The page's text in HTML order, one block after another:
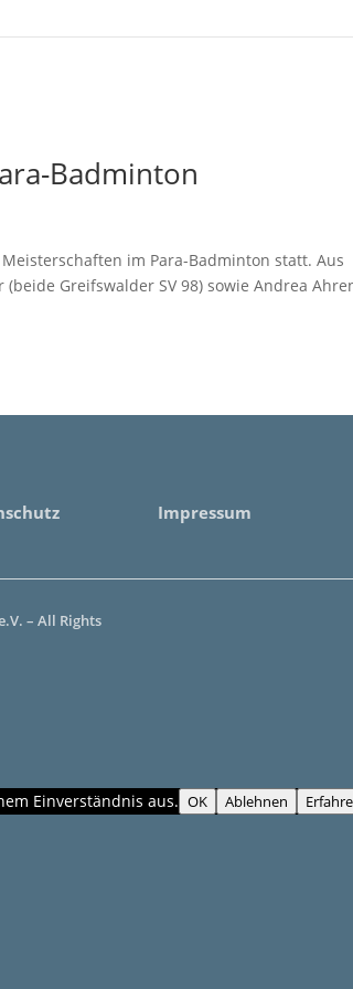
Badminton
im Para-Badminton statt. Aus
Greifswalder SV 98) sowie Andrea
Impressum
– All Rights
Einverständnis aus. OK Ablehnen